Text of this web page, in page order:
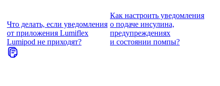
Что делать, если уведомления
от приложения Lumiflex
Lumipod не приходят?
Как настроить уведомления
о подаче инсулина,
предупреждениях
и состоянии помпы?